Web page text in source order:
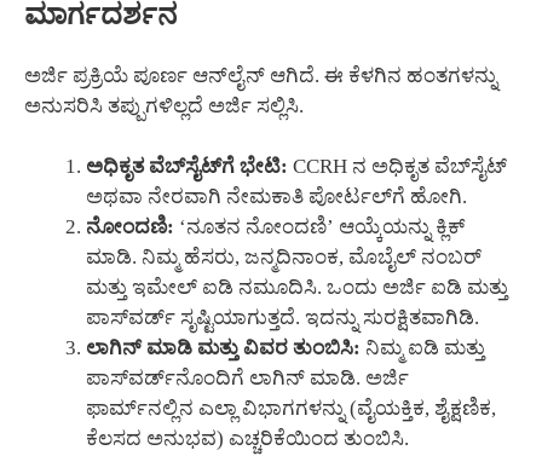
ಮಾರ್ಗದರ್ಶನ
ಅರ್ಜಿ ಪ್ರಕ್ರಿಯೆ ಪೂರ್ಣ ಆನ್‌ಲೈನ್ ಆಗಿದೆ. ಈ ಕೆಳಗಿನ ಹಂತಗಳನ್ನು
ಅನುಸರಿಸಿ ತಪ್ಪುಗಳಿಲ್ಲದೆ ಅರ್ಜಿ ಸಲ್ಲಿಸಿ.
ಅಧಿಕೃತ ವೆಬ್‌ಸೈಟ್‌ಗೆ ಭೇಟಿ: CCRH ನ ಅಧಿಕೃತ ವೆಬ್‌ಸೈಟ್
ಅಥವಾ ನೇರವಾಗಿ ನೇಮಕಾತಿ ಪೋರ್ಟಲ್‌ಗೆ ಹೋಗಿ.
ನೋಂದಣಿ: ‘ನೂತನ ನೋಂದಣಿ’ ಆಯ್ಕೆಯನ್ನು ಕ್ಲಿಕ್
ಮಾಡಿ. ನಿಮ್ಮ ಹೆಸರು, ಜನ್ಮದಿನಾಂಕ, ಮೊಬೈಲ್ ನಂಬರ್
ಮತ್ತು ಇಮೇಲ್ ಐಡಿ ನಮೂದಿಸಿ. ಒಂದು ಅರ್ಜಿ ಐಡಿ ಮತ್ತು
ಪಾಸ್‌ವರ್ಡ್ ಸೃಷ್ಟಿಯಾಗುತ್ತದೆ. ಇದನ್ನು ಸುರಕ್ಷಿತವಾಗಿಡಿ.
ಲಾಗಿನ್ ಮಾಡಿ ಮತ್ತು ವಿವರ ತುಂಬಿಸಿ: ನಿಮ್ಮ ಐಡಿ ಮತ್ತು
ಪಾಸ್‌ವರ್ಡ್‌ನೊಂದಿಗೆ ಲಾಗಿನ್ ಮಾಡಿ. ಅರ್ಜಿ
ಫಾರ್ಮ್‌ನಲ್ಲಿನ ಎಲ್ಲಾ ವಿಭಾಗಗಳನ್ನು (ವೈಯಕ್ತಿಕ, ಶೈಕ್ಷಣಿಕ,
ಕೆಲಸದ ಅನುಭವ) ಎಚ್ಚರಿಕೆಯಿಂದ ತುಂಬಿಸಿ.